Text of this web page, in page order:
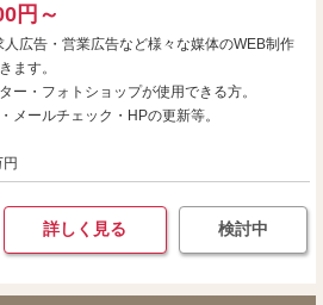
円～
人広告・営業広告など様々な媒体のWEB制作
ます。
ー・フォトショップが使用できる方。
メールチェック・HPの更新等。
詳しく見る 検討中